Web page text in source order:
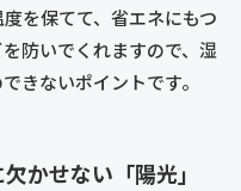
を保てて、省エネにもつ
防いでくれますので、湿
きないポイントです。
かせない「陽光」